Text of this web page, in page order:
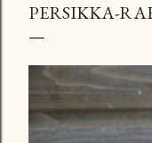
PERSIKKA-